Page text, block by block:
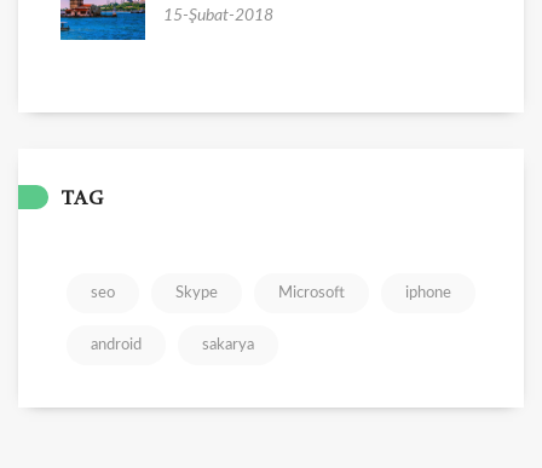
15-Şubat-2018
TAG
seo Skype Microsoft iphone
android sakarya